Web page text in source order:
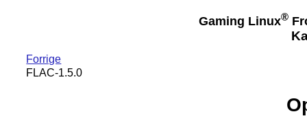
Gaming Linux®
Forrige
FLAC-1.5.0